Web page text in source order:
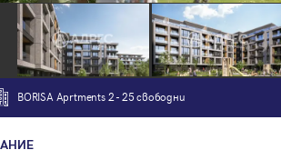
BORISA Aprtments 2 - 25 свободни